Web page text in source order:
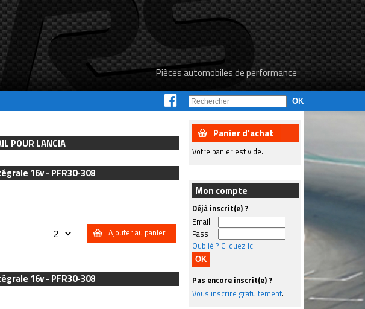
Pièces automobiles de performance
POUR LANCIA
16v - PFR30-308
Ajouter au panier
16v - PFR30-308
Panier d'achat
Votre panier est vide.
Mon compte
Déjà inscrit(e) ?
Email
Pass
Oublié ? Cliquez ici
Pas encore inscrit(e) ?
Vous inscrire gratuitement.